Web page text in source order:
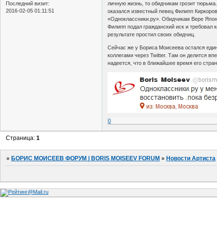
Последний визит:
2016-02-05 01:11:51
личную жизнь, то обидчикам грозит
оказался известный певец Филипп
«Одноклассники.ру». Обидчикам Вере
Филипп подал гражданский иск и
результате простил своих обидчиц.
Сейчас же у Бориса Моисеева остался
коллегами через Twitter. Там он делится
надеется, что в ближайшее время его
0
Страница:1
»БОРИС МОИСЕЕВ ФОРУМ | BORIS MOISEEV FORUM »Новости Артиста